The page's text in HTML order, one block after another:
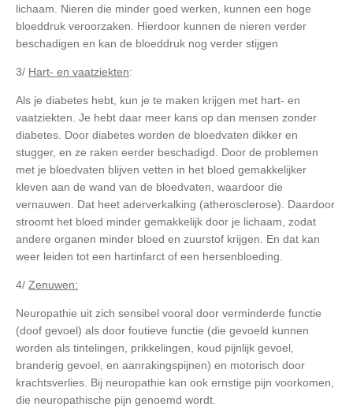
lichaam. Nieren die minder goed werken, kunnen een hoge
bloeddruk veroorzaken. Hierdoor kunnen de nieren verder
beschadigen en kan de bloeddruk nog verder stijgen
3/ Hart- en vaatziekten:
Als je diabetes hebt, kun je te maken krijgen met hart- en
vaatziekten. Je hebt daar meer kans op dan mensen zonder
diabetes. Door diabetes worden de bloedvaten dikker en
stugger, en ze raken eerder beschadigd. Door de problemen
met je bloedvaten blijven vetten in het bloed gemakkelijker
kleven aan de wand van de bloedvaten, waardoor die
vernauwen. Dat heet aderverkalking (atherosclerose). Daardoor
stroomt het bloed minder gemakkelijk door je lichaam, zodat
andere organen minder bloed en zuurstof krijgen. En dat kan
weer leiden tot een hartinfarct of een hersenbloeding.
4/ Zenuwen:
Neuropathie uit zich sensibel vooral door verminderde functie
(doof gevoel) als door foutieve functie (die gevoeld kunnen
worden als tintelingen, prikkelingen, koud pijnlijk gevoel,
branderig gevoel, en aanrakingspijnen) en motorisch door
krachtsverlies. Bij neuropathie kan ook ernstige pijn voorkomen,
die neuropathische pijn genoemd wordt.